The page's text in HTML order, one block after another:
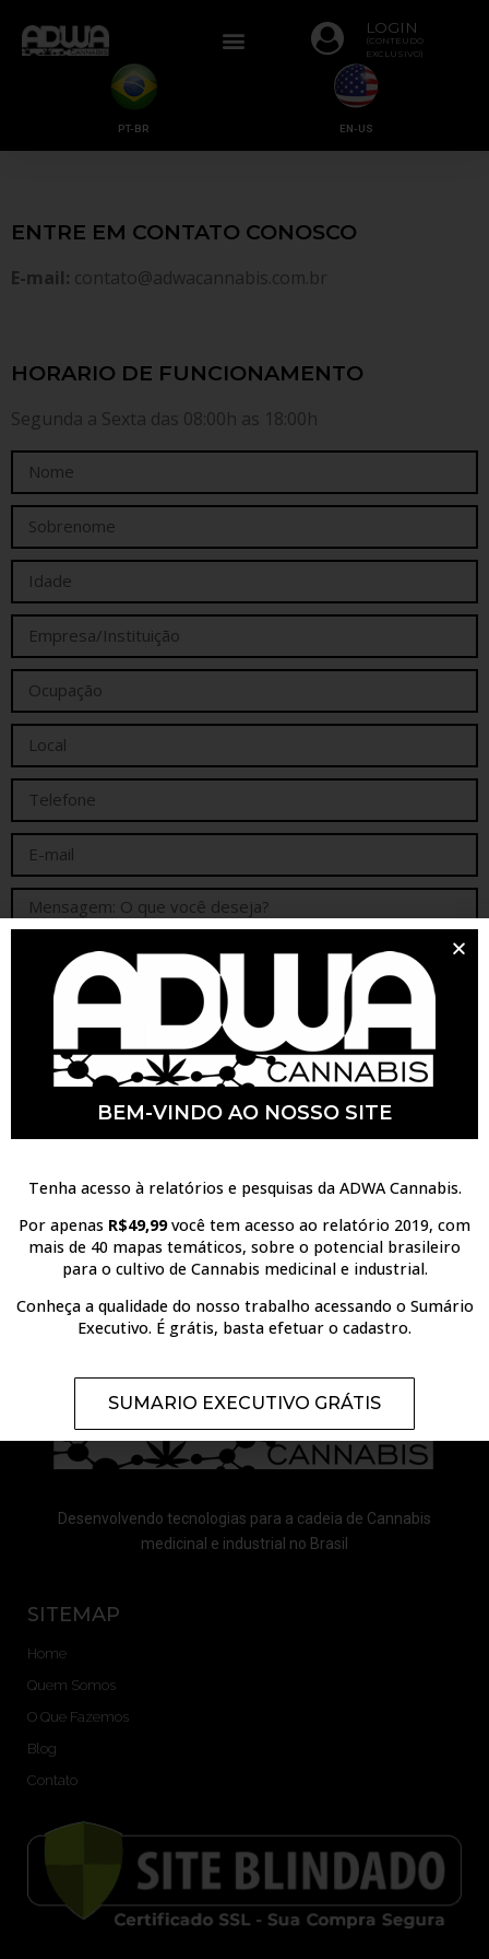
LOGIN
(CONTEUDO
EXCLUSIVO)
PT-BR EN-US
ENTRE EM CONTATO CONOSCO
E-mail: contato@adwacannabis.com.br
HORARIO DE FUNCIONAMENTO
Segunda a Sexta das 08:00h as 18:00h
ENVIAR MENSAGEM
DUVIDAS OU SUGESTÕES? ENTRE EM
CONTATO -
CONTATO@ADWACANNABIS.COM.BR
Desenvolvendo tecnologias para a cadeia de Cannabis
medicinal e industrial no Brasil
SITEMAP
Home
Quem Somos
O Que Fazemos
Blog
Contato
BEM-VINDO AO NOSSO SITE
Tenha acesso à relatórios e pesquisas da ADWA Cannabis.
Por apenas R$49,99você tem acesso ao relatório 2019, com
mais de 40 mapas temáticos, sobre o potencial brasileiro
para o cultivo de Cannabis medicinal e industrial.
Conheça a qualidade do nosso trabalho acessando o Sumário
Executivo. É grátis, basta efetuar o cadastro.
SUMARIO EXECUTIVO GRÁTIS